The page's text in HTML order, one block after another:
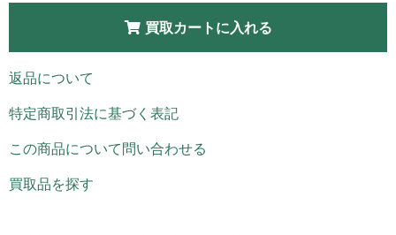
買取カートに入れる
返品について
特定商取引法に基づく表記
この商品について問い合わせる
買取品を探す